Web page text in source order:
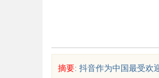
摘要: 抖音作为中国最受欢